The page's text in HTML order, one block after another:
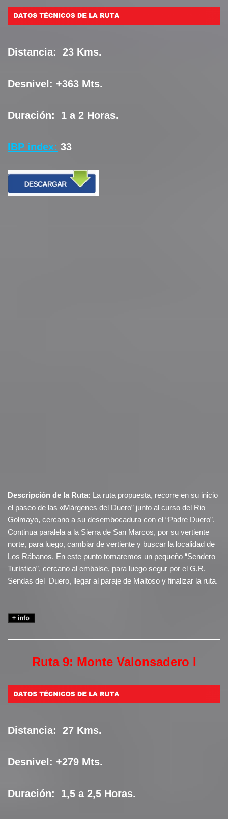
Distancia: 23 Kms.
Desnivel: +363 Mts.
Duración: 1 a 2 Horas.
IBP index: 33
Descripción de la Ruta: La ruta propuesta, recorre en su inicio
el paseo de las «Márgenes del Duero” junto al curso del Rio
Golmayo, cercano a su desembocadura con el “Padre Duero”.
Continua paralela a la Sierra de San Marcos, por su vertiente
norte, para luego, cambiar de vertiente y buscar la localidad de
Los Rábanos. En este punto tomaremos un pequeño “Sendero
Turístico”, cercano al embalse, para luego segur por el G.R.
Sendas del Duero, llegar al paraje de Maltoso y finalizar la ruta.
Ruta 9: Monte Valonsadero I
Distancia: 27 Kms.
Desnivel: +279 Mts.
Duración: 1,5 a 2,5 Horas.